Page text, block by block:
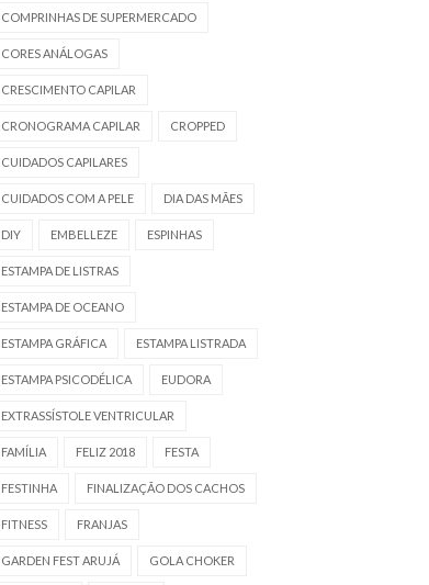
COMPRINHAS DE SUPERMERCADO
CORES ANÁLOGAS
CRESCIMENTO CAPILAR
CRONOGRAMA CAPILAR CROPPED
CUIDADOS CAPILARES
CUIDADOS COM A PELE DIA DAS MÃES
DIY EMBELLEZE ESPINHAS
ESTAMPA DE LISTRAS
ESTAMPA DE OCEANO
ESTAMPA GRÁFICA ESTAMPA LISTRADA
ESTAMPA PSICODÉLICA EUDORA
EXTRASSÍSTOLE VENTRICULAR
FAMÍLIA FELIZ 2018 FESTA
FESTINHA FINALIZAÇÃO DOS CACHOS
FITNESS FRANJAS
GARDEN FEST ARUJÁ GOLA CHOKER